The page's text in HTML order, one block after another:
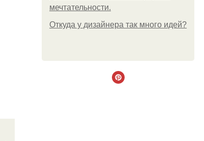
мечтательности.
Откуда у дизайнера так много идей?